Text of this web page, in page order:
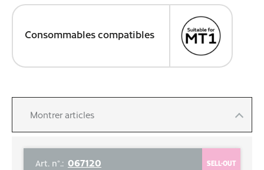
Consommables compatibles
Montrer articles
Art. n°.: 067120 SELL-OUT